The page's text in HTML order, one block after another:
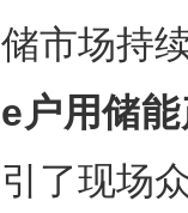
储市场持
e户用储
引了现场